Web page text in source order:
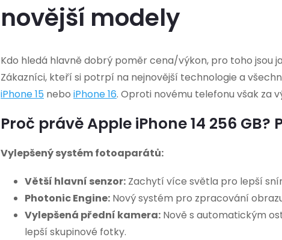
novější modely
Kdo hledá hlavně dobrý poměr cena/výkon, pro toho jsou
Zákazníci, kteří si potrpí na nejnovější technologie a
iPhone 15 nebo iPhone 16. Oproti novému telefonu však za
Proč právě Apple iPhone 14 256 GB?
Vylepšený systém fotoaparátů:
Větší hlavní senzor: Zachytí více světla pro lepší
Photonic Engine: Nový systém pro zpracování
Vylepšená přední kamera: Nově s automatickým
lepší skupinové fotky.